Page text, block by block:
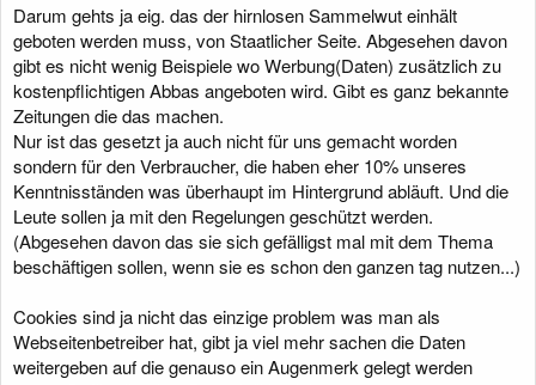
Darum gehts ja eig. das der hirnlosen Sammelwut einhält
geboten werden muss, von Staatlicher Seite. Abgesehen davon
gibt es nicht wenig Beispiele wo Werbung(Daten) zusätzlich zu
kostenpflichtigen Abbas angeboten wird. Gibt es ganz bekannte
Zeitungen die das machen.
Nur ist das gesetzt ja auch nicht für uns gemacht worden
sondern für den Verbraucher, die haben eher 10% unseres
Kenntnisständen was überhaupt im Hintergrund abläuft. Und die
Leute sollen ja mit den Regelungen geschützt werden.
(Abgesehen davon das sie sich gefälligst mal mit dem Thema
beschäftigen sollen, wenn sie es schon den ganzen tag nutzen...)
Cookies sind ja nicht das einzige problem was man als
Webseitenbetreiber hat, gibt ja viel mehr sachen die Daten
weitergeben auf die genauso ein Augenmerk gelegt werden